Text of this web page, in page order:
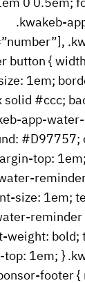
.kwakeb-
button {
1em;
solid #ccc;
app-
top:
size: 1em;
weight: bold;
1em; }
footer